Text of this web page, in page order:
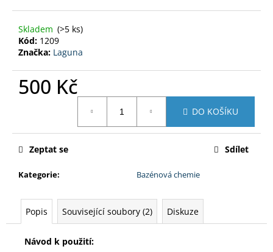
Skladem (>5 ks)
Kód: 1209
Značka: Laguna
500 Kč
DO KOŠÍKU
Kategorie: Bazénová chemie
Zeptat se Sdílet
Popis Související soubory (2) Diskuze
Návod k použití:
EPOLEX
PRYSKYŘICE
1200
500G